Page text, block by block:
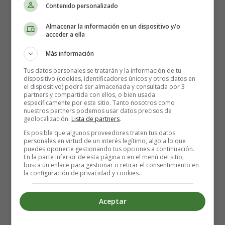
✅ Clave 2: Observa los patrones de
comportamiento
El chantaje emocional a menudo se basa en patrones de
comportamiento repetitivos.
La persona puede recurrir
a las mismas tácticas una y otra vez para obtener lo
que quiere. Observa si hay un ciclo constante de
episodios de chantaje emocional seguidos de un período
de calma aparente. Si te encuentras en un patrón en el
evitar conflictos, es posible que estés atrapado en una
relación basada en el chantaje emocional.
✅ Clave 3: Analiza tus propios
sentimientos
Contenido personalizado
Almacenar la información en un dispositivo y/o
acceder a ella
Más información
Tus datos personales se tratarán y la información de tu
dispositivo (cookies, identificadores únicos y otros datos en
el dispositivo) podrá ser almacenada y consultada por 3
partners y compartida con ellos, o bien usada
específicamente por este sitio. Tanto nosotros como
nuestros partners podemos usar datos precisos de
geolocalización. Lista de partners.
Es posible que algunos proveedores traten tus datos
personales en virtud de un interés legítimo, algo a lo que
puedes oponerte gestionando tus opciones a continuación.
En la parte inferior de esta página o en el menú del sitio,
busca un enlace para gestionar o retirar el consentimiento en
la configuración de privacidad y cookies.
Aceptar